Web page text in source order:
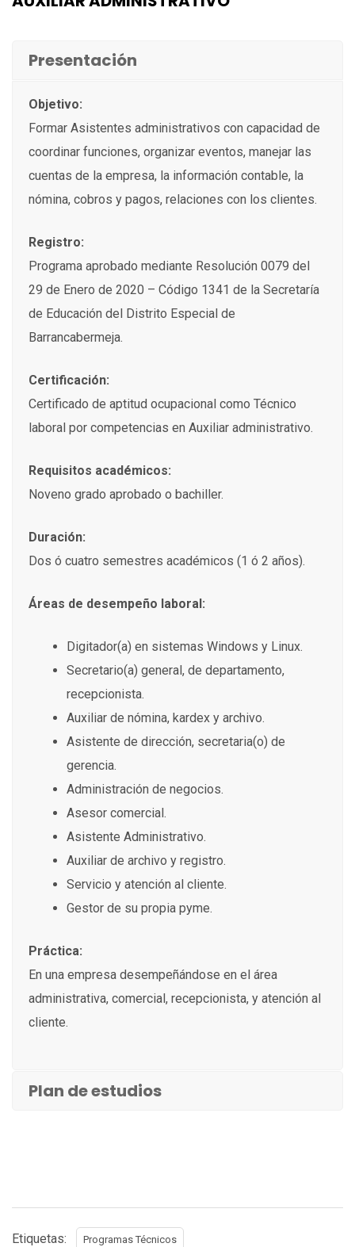
Presentación
Objetivo:
Formar Asistentes administrativos con capacidad de
coordinar funciones, organizar eventos, manejar las
cuentas de la empresa, la información contable, la
nómina, cobros y pagos, relaciones con los clientes.
Registro:
Programa aprobado mediante Resolución 0079 del
29 de Enero de 2020 – Código 1341 de la Secretaría
de Educación del Distrito Especial de
Barrancabermeja.
Certificación:
Certificado de aptitud ocupacional como Técnico
laboral por competencias en Auxiliar administrativo.
Requisitos académicos:
Noveno grado aprobado o bachiller.
Duración:
Dos ó cuatro semestres académicos (1 ó 2 años).
Áreas de desempeño laboral:
Digitador(a) en sistemas Windows y Linux.
Secretario(a) general, de departamento,
recepcionista.
Auxiliar de nómina, kardex y archivo.
Asistente de dirección, secretaria(o) de
gerencia.
Administración de negocios.
Asesor comercial.
Asistente Administrativo.
Auxiliar de archivo y registro.
Servicio y atención al cliente.
Gestor de su propia pyme.
Práctica:
En una empresa desempeñándose en el área
administrativa, comercial, recepcionista, y atención al
cliente.
Plan de estudios
Etiquetas: Programas Técnicos